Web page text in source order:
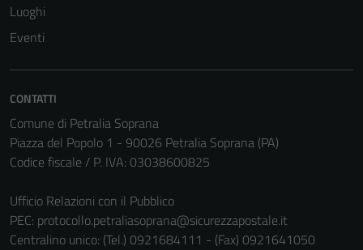
Luoghi
Eventi
CONTATTI
Comune di Petralia Soprana
Piazza del Popolo 1 - 90026 Petralia Soprana (PA)
Codice fiscale / P. IVA: 03038600825
Ufficio Relazioni con il Pubblico
PEC: protocollo.petraliasoprana@sicurezzapostale.it
Centralino unico: (Tel.) 0921684111 - (Fax) 0921641050